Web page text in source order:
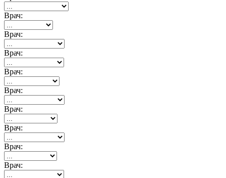
Врач:
Врач:
Врач:
Врач:
Врач:
Врач:
Врач:
Врач:
Врач: